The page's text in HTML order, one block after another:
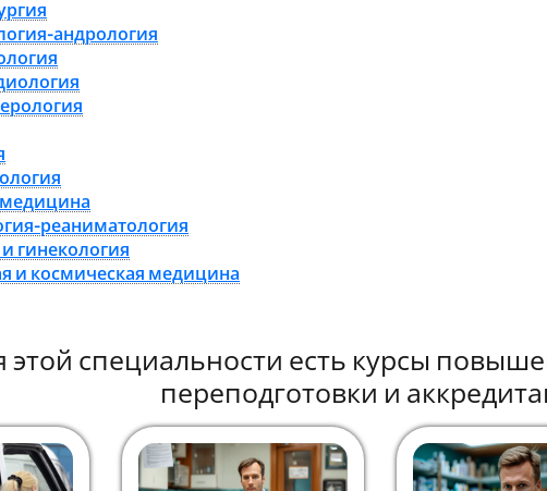
андрология
медицина
реаниматология
гинекология
и космическая медицина
этой специальности есть курсы
переподготовки и